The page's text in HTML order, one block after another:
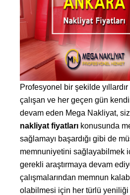
Profesyonel bir şekilde
çalışan ve her geçen gün
devam eden Mega Nakliyat,
nakliyat fiyatları konusunda
sağlamayı başardığı gibi de
memnuniyetini sağlayabilmek
gerekli araştırmaya devam
çalışmalarından memnun
olabilmesi için her türlü